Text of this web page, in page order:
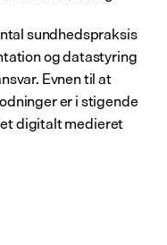
sundhedspraksis
og datastyring
Evnen til at
er i stigende
digitalt medieret